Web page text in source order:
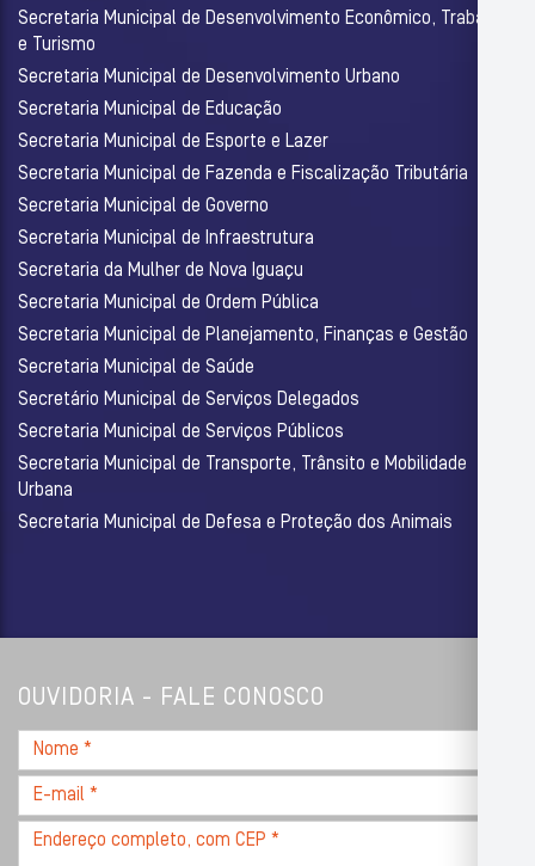
Secretaria Municipal de Desenvolvimento Econômico, Trabalho
e Turismo
Secretaria Municipal de Desenvolvimento Urbano
Secretaria Municipal de Educação
Secretaria Municipal de Esporte e Lazer
Secretaria Municipal de Fazenda e Fiscalização Tributária
Secretaria Municipal de Governo
Secretaria Municipal de Infraestrutura
Secretaria da Mulher de Nova Iguaçu
Secretaria Municipal de Ordem Pública
Secretaria Municipal de Planejamento, Finanças e Gestão
Secretaria Municipal de Saúde
Secretário Municipal de Serviços Delegados
Secretaria Municipal de Serviços Públicos
Secretaria Municipal de Transporte, Trânsito e Mobilidade
Urbana
Secretaria Municipal de Defesa e Proteção dos Animais
OUVIDORIA - FALE CONOSCO
Nome
*
E-
mail
Endereço